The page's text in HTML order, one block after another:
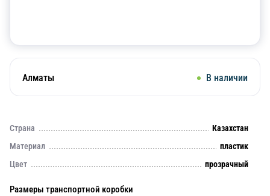
Алматы В наличии
Страна
Казахстан
Материал
пластик
Цвет
прозрачный
Размеры транспортной коробки